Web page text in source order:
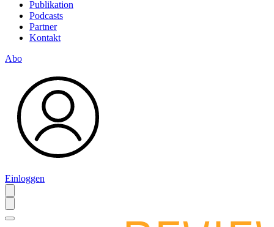
Publikation
Podcasts
Partner
Kontakt
Abo
Einloggen